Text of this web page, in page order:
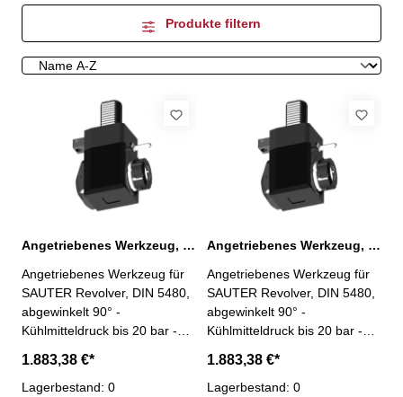
Produkte filtern
Angetriebenes Werkzeug, VDI 30 ER 25 mit IK
Angetriebenes Werkzeug für
SAUTER Revolver, DIN 5480,
abgewinkelt 90° -
Kühlmitteldruck bis 20 bar -
geeignet für hohe Drehzahlen
- VDI 30 - ER 25- mit
1.883,38 €*
Lagerbestand: 0
Angetriebenes Werkzeug, VDI 30 ER 25 mit IK, kurz
Angetriebenes Werkzeug für
SAUTER Revolver, DIN 5480,
abgewinkelt 90° -
Kühlmitteldruck bis 20 bar -
geeignet für hohe Drehzahlen
- VDI 30 - ER 25 - kurz - mit
1.883,38 €*
Lagerbestand: 0